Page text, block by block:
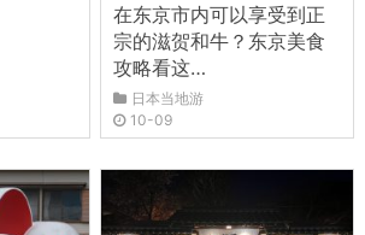
在东京市内可以享受到正
宗的滋贺和牛？东京美食
攻略看这…
日本当地游
10-09